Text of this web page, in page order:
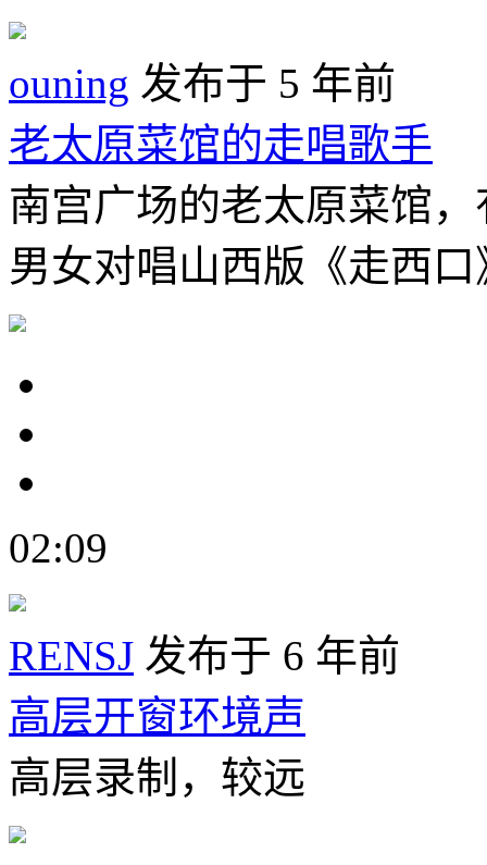
ouning 发布于 5 年前
老太原菜馆的走唱歌手
南宫广场的老太原菜馆
男女对唱山西版《走西
02:09
RENSJ 发布于 6 年前
高层开窗环境声
高层录制，较远